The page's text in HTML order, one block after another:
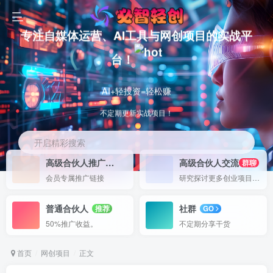
专注自媒体运营、AI工具与网创项目的实战平
台！
AI+轻投资=轻松赚
不定期更新实战项目！
开启精彩搜索
高级合伙人推广50%
会员专属推广链接
高级合伙人交流 群聊
普通合伙人
推荐
50%推广收益。
社群
GO
不定期分享干货
首页 网创项目 正文